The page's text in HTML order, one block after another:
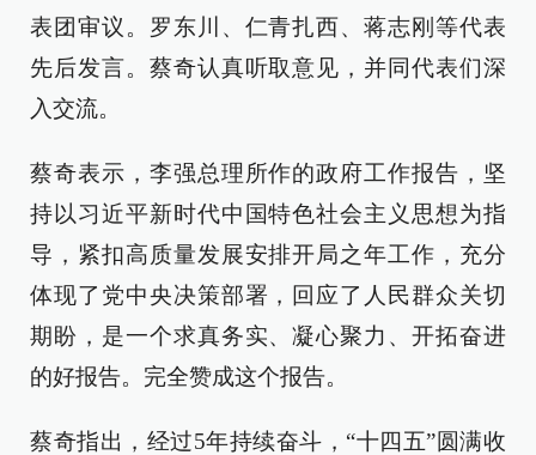
表团审议。罗东川、仁青扎西、蒋志刚等代表
先后发言。蔡奇认真听取意见，并同代表们深
入交流。
蔡奇表示，李强总理所作的政府工作报告，坚
持以习近平新时代中国特色社会主义思想为指
导，紧扣高质量发展安排开局之年工作，充分
体现了党中央决策部署，回应了人民群众关切
期盼，是一个求真务实、凝心聚力、开拓奋进
的好报告。完全赞成这个报告。
蔡奇指出，经过5年持续奋斗，“十四五”圆满收